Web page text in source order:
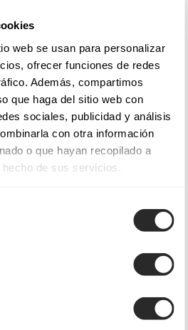
web se usan para personalizar
ofrecer funciones de redes
Además, compartimos
que haga del sitio web con
sociales, publicidad y análisis
con otra información
o que hayan recopilado a
de sus servicios.
modèle, un régal pour la
nos robes de mariée
Barcelona intègrent des finitions et
de créer des modèles
telles lesrobes de mariée de
bustier jusqu'aux hanches, afin
Royale et Aire Diamond, vous
légers soigneusement sélectionnés
ou des dentelles subtiles pour